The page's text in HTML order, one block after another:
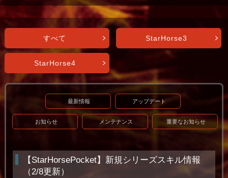
すべて StarHorse3
StarHorse4
最新情報 アップデート
お知らせ メンテナンス 重要なお知らせ
【StarHorsePocket】新規シリーズスキル情報
（2/8更新）